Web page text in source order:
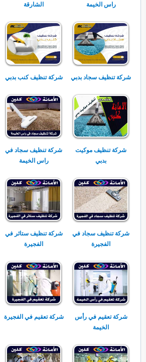
راس الخيمة
الشارقة
شركة تنظيف سجاد بدبي شركة تنظيف كنب بدبي
شركة تنظيف موكيت
بدبي
شركة تنظيف سجاد في
راس الخيمة
شركة تنظيف سجاد في
الفجيرة
شركة تنظيف ستائر في
الفجيرة
شركة تعقيم في رأس
الخيمة
شركة تعقيم في الفجيرة